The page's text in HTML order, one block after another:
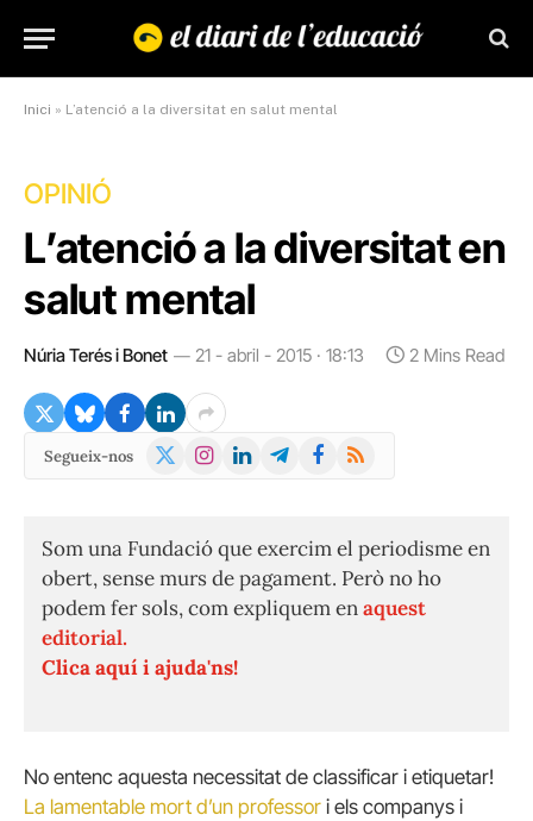
Inici » L’atenció a la diversitat en salut mental
OPINIÓ
L’atenció a la diversitat en
salut mental
Núria Terés i Bonet 21 - abril - 2015 · 18:13 2 Mins Read
Segueix-nos
X
Instagram
LinkedInTelegramFacebook
RSS
Som una Fundació que exercim el periodisme en
obert, sense murs de pagament. Però no ho
podem fer sols, com expliquem enaquest
editorial.
Clica aquí i ajuda'ns!
No entenc aquesta necessitat de classificar i etiquetar!
La lamentable mort d’un professor i els companys i